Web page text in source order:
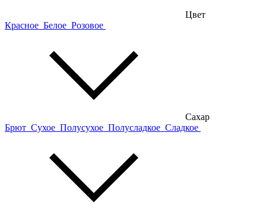
Цвет
Красное Белое Розовое
Сахар
Брют Сухое Полусухое Полусладкое Сладкое